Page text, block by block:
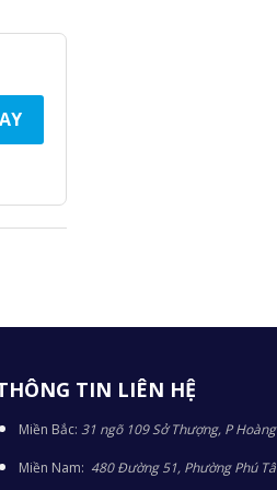
TIN LIÊN HỆ
Miền Bắc: 31 ngõ 109 Sở Thượng, P Hoàng
Miền Nam: 480 Đường 51, Phường Phú